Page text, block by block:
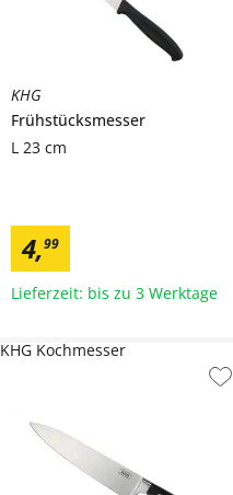
KHG
Frühstücksmesser
L 23 cm
4,99
Lieferzeit: bis zu 3 Werktage
KHG Kochmesser